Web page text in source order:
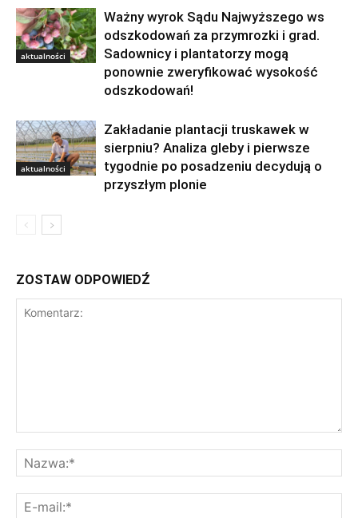
aktualności
Ważny wyrok Sądu Najwyższego ws
odszkodowań za przymrozki i grad.
Sadownicy i plantatorzy mogą
ponownie zweryfikować wysokość
odszkodowań!
aktualności
Zakładanie plantacji truskawek w
sierpniu? Analiza gleby i pierwsze
tygodnie po posadzeniu decydują o
przyszłym plonie
ZOSTAW ODPOWIEDŹ